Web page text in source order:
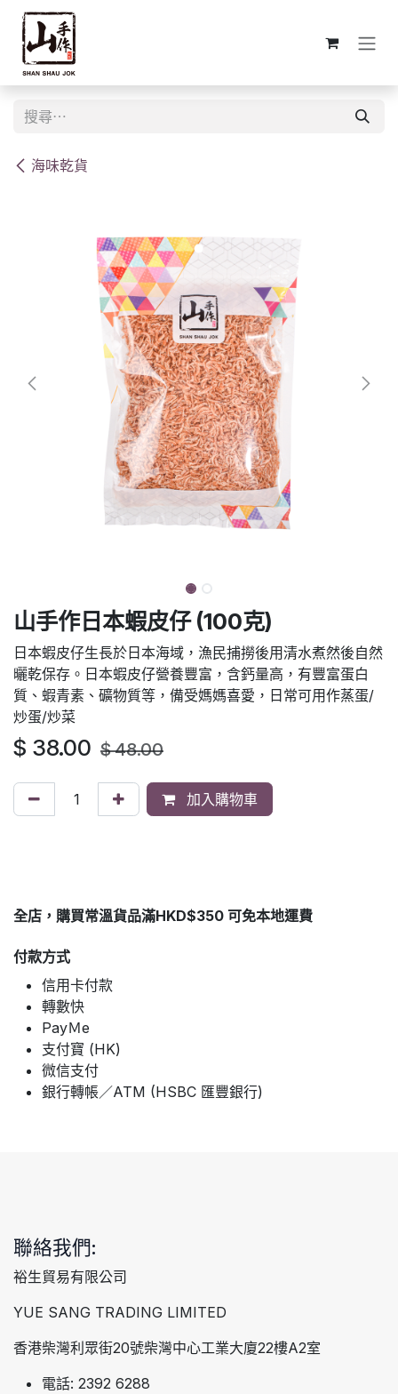
跳至內容
海味乾貨
山手作日本蝦皮仔 (100克)
日本蝦皮仔生長於日本海域，漁民捕撈後用清水煮然後自然
曬乾保存。日本蝦皮仔營養豐富，含鈣量高，有豐富蛋白
質、蝦青素、礦物質等，備受媽媽喜愛，日常可用作蒸蛋/
炒蛋/炒菜
$ 38.00 $48.00
加入購物車
全店，購買常溫貨品滿HKD$350 可免本地運費
付款方式
信用卡付款
轉數快
PayＭe
支付寶 (HK)
微信支付
銀行轉帳／ATM (HSBC 匯豐銀行)
聯絡我們:
裕生貿易有限公司
YUE SANG TRADING LIMITED
香港柴灣利眾街20號柴灣中心工業大廈22樓A2室
電話: 2392 6288